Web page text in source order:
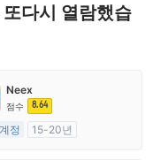
다시 열람했습
Neex
점수 8.64
정
15-20년